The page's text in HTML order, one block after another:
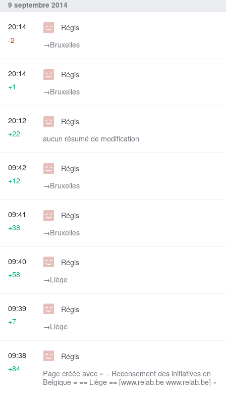
9 septembre 2014
Régis
→‎Bruxelles
20:14
-2
Régis
→‎Bruxelles
20:14
+1
Régis
aucun résumé de modification
20:12
+22
Régis
→‎Bruxelles
09:42
+12
Régis
→‎Bruxelles
09:41
+38
Régis
→‎Liège
09:40
+58
Régis
→‎Liège
09:39
+7
Régis
Page créée avec « = Recensement des initiatives en
Belgique = == Liège == [www.relab.be www.relab.be] »
09:38
+84